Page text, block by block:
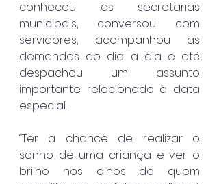
conheceu as secretarias
municipais, conversou com
servidores, acompanhou as
demandas do dia a dia e até
despachou um assunto
importante relacionado à data
especial.
“Ter a chance de realizar o
sonho de uma criança e ver o
brilho nos olhos de quem